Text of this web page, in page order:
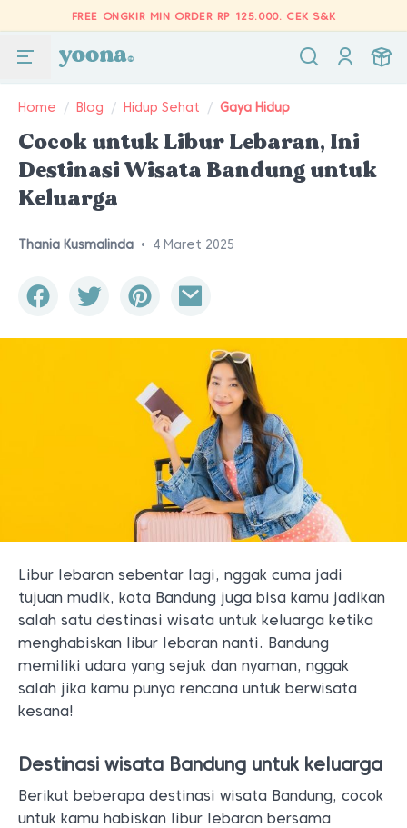
FREE ONGKIR MIN ORDER RP 125.000. CEK S&K
Home / Blog / Hidup Sehat / Gaya Hidup
Cocok untuk Libur Lebaran, Ini
Destinasi Wisata Bandung untuk
Keluarga
Thania Kusmalinda • 4 Maret 2025
Libur lebaran sebentar lagi, nggak cuma jadi
tujuan mudik, kota Bandung juga bisa kamu jadikan
salah satu destinasi wisata untuk keluarga ketika
menghabiskan libur lebaran nanti. Bandung
memiliki udara yang sejuk dan nyaman, nggak
salah jika kamu punya rencana untuk berwisata
kesana!
Destinasi wisata Bandung untuk keluarga
Berikut beberapa destinasi wisata Bandung, cocok
untuk kamu habiskan libur lebaran bersama